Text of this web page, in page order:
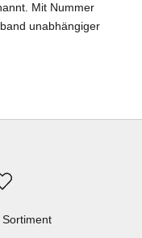
Mit Nummer
unabhängiger